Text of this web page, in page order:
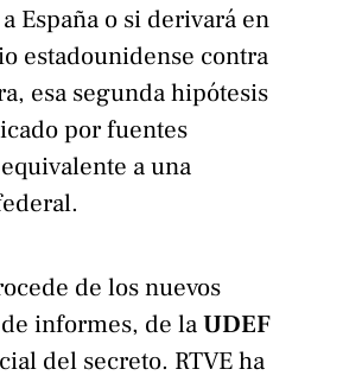
España o si derivará en
estadounidense contra
esa segunda hipótesis
por fuentes
a una
de los nuevos
informes, de laUDEF
del secreto. RTVE ha